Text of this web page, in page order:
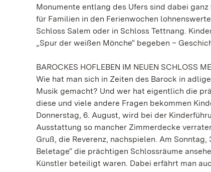
Monumente entlang des Ufers sind dabei
für Familien in den Ferienwochen
Schloss Salem oder in Schloss Tettnang.
„Spur der weißen Mönche“ begeben –
BAROCKES HOFLEBEN IM NEUEN SCHLOSS
Wie hat man sich in Zeiten des Barock in
Musik gemacht? Und wer hat eigentlich die
diese und viele andere Fragen bekommen
Donnerstag, 6. August, wird bei der
Ausstattung so mancher Zimmerdecke
Gruß, die Reverenz, nachspielen. Am
Beletage“ die prächtigen Schlossräume
Künstler beteiligt waren. Dabei erfährt man